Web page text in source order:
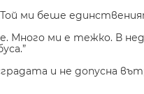
ми беше
Много ми е тежко. В
и не допусна